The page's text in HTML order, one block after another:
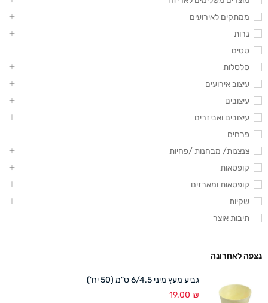
ממתקים לאירועים
נרות
סטים
סלסלות
עיצוב אירועים
עיצובים
עיצובים ואביזרים
פרחים
צנצנות/ מבחנות /פחיות
קופסאות
קופסאות ומארזים
שקיות
תיבות אוצר
נצפה לאחרונה
גביע מעץ מיני 6/4.5 ס"מ (50 יח')
19.00 ₪